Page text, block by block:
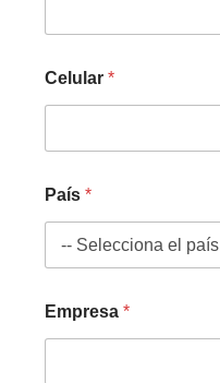
Celular *
País *
Empresa *